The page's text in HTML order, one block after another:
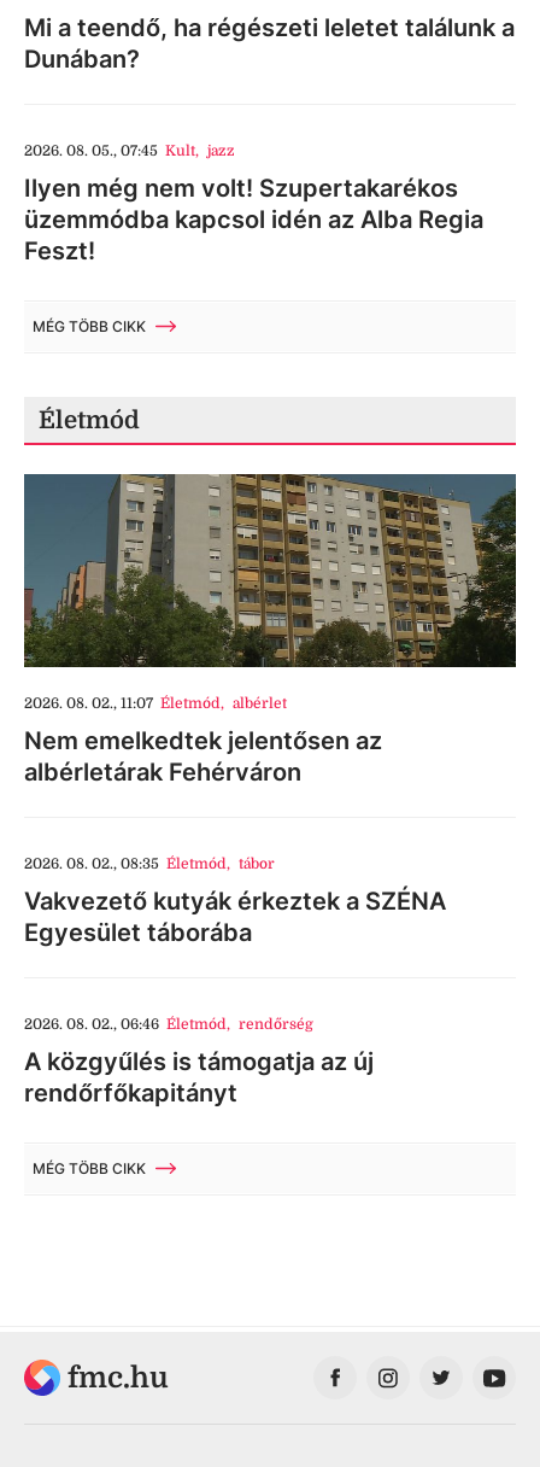
Mi a teendő, ha régészeti leletet találunk a
Dunában?
2026. 08. 05., 07:45 Kult, jazz
Ilyen még nem volt! Szupertakarékos
üzemmódba kapcsol idén az Alba Regia
Feszt!
MÉG TÖBB CIKK
Életmód
2026. 08. 02., 11:07 Életmód, albérlet
Nem emelkedtek jelentősen az
albérletárak Fehérváron
2026. 08. 02., 08:35 Életmód, tábor
Vakvezető kutyák érkeztek a SZÉNA
Egyesület táborába
2026. 08. 02., 06:46 Életmód, rendőrség
A közgyűlés is támogatja az új
rendőrfőkapitányt
MÉG TÖBB CIKK
fmc.hu